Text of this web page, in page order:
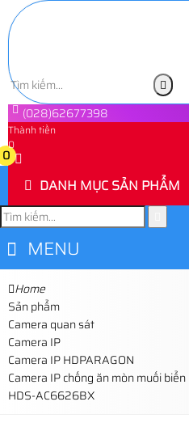
(028)62677398
Thành tiền
0
0
DANH MỤC SẢN PHẨM
MENU
Home
Sản phẩm
Camera quan sát
Camera IP
Camera IP HDPARAGON
Camera IP chống ăn mòn muối
HDS-AC6626BX